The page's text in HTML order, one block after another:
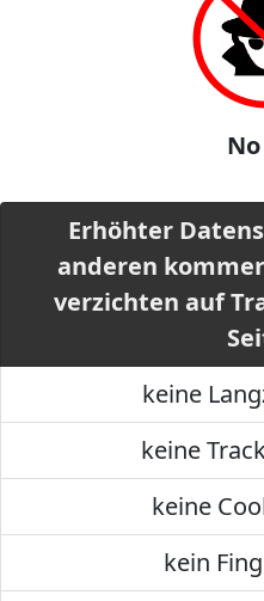
Erhöhter
anderen
verzichten auf
keine
keine
keine
kein